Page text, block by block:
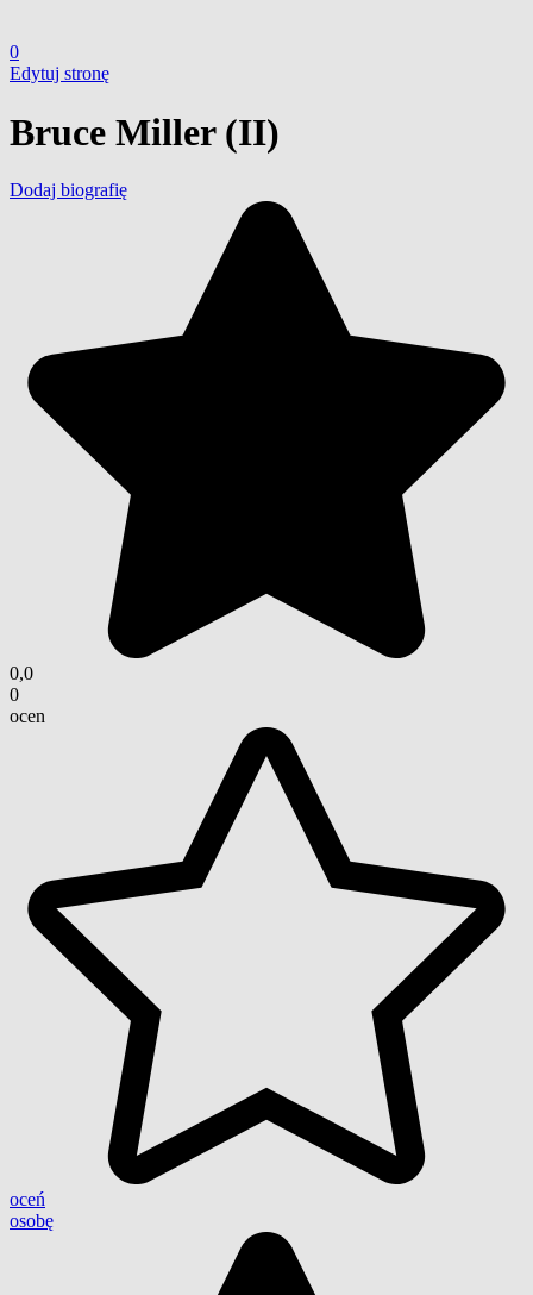
0
Edytuj stronę
Bruce Miller (II)
Dodaj biografię
0,0
0
ocen
oceń
osobę